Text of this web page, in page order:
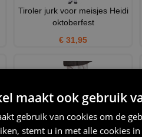
Tiroler jurk voor meisjes Heidi
oktoberfest
€ 31,95
tiroler broek dames
maakt ook gebruik
gebruik van cookies om de
stemt u in met alle cookies